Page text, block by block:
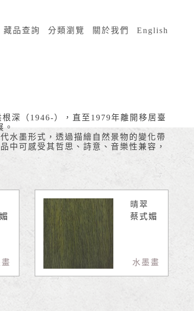
藏品查詢 分類瀏覽 關於我們 English
深（1946-），直至1979年離開移居臺
水墨形式，透過描繪自然景物的變化帶
中可感受其哲思、詩意、音樂性兼容，
晴翠
蔡式媚
水墨畫